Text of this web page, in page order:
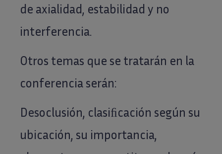
de axialidad, estabilidad y no
interferencia.
Otros temas que se tratarán en la
conferencia serán:
Desoclusión, clasiﬁcación según su
ubicación, su importancia,